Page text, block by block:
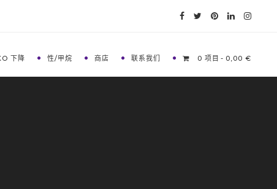
下降 性/甲烷 商店 联系我们 0 项目 0,00 €